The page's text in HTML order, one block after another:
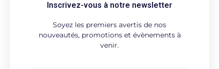
Inscrivez-vous à notre newsletter
Soyez les premiers avertis de nos
nouveautés, promotions et évènements à
venir.